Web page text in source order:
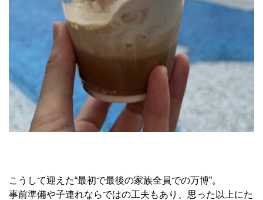
こうして迎えた“最初で最後の家族全員での万博”。
事前準備や子連れならではの工夫もあり、思った以上にた